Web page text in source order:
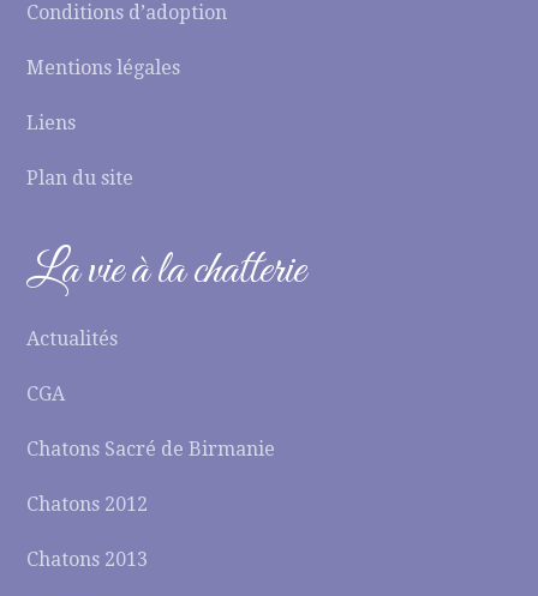
Conditions d’adoption
Mentions légales
Liens
Plan du site
La vie à la chatterie
Actualités
CGA
Chatons Sacré de Birmanie
Chatons 2012
Chatons 2013